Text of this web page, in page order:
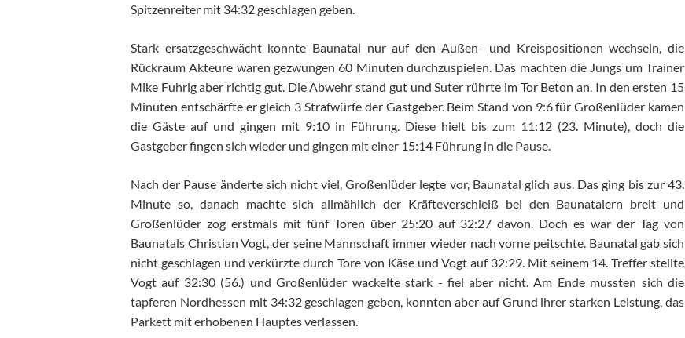
Spitzenreiter mit 34:32 geschlagen geben.
Stark ersatzgeschwächt konnte Baunatal nur auf den Außen- und Kreispositionen wechseln, die
Rückraum Akteure waren gezwungen 60 Minuten durchzuspielen. Das machten die Jungs um Trainer
Mike Fuhrig aber richtig gut. Die Abwehr stand gut und Suter rührte im Tor Beton an. In den ersten 15
Minuten entschärfte er gleich 3 Strafwürfe der Gastgeber. Beim Stand von 9:6 für Großenlüder kamen
die Gäste auf und gingen mit 9:10 in Führung. Diese hielt bis zum 11:12 (23. Minute), doch die
Gastgeber fingen sich wieder und gingen mit einer 15:14 Führung in die Pause.
Nach der Pause änderte sich nicht viel, Großenlüder legte vor, Baunatal glich aus. Das ging bis zur 43.
Minute so, danach machte sich allmählich der Kräfteverschleiß bei den Baunatalern breit und
Großenlüder zog erstmals mit fünf Toren über 25:20 auf 32:27 davon. Doch es war der Tag von
Baunatals Christian Vogt, der seine Mannschaft immer wieder nach vorne peitschte. Baunatal gab sich
nicht geschlagen und verkürzte durch Tore von Käse und Vogt auf 32:29. Mit seinem 14. Treffer stellte
Vogt auf 32:30 (56.) und Großenlüder wackelte stark - fiel aber nicht. Am Ende mussten sich die
tapferen Nordhessen mit 34:32 geschlagen geben, konnten aber auf Grund ihrer starken Leistung, das
Parkett mit erhobenen Hauptes verlassen.